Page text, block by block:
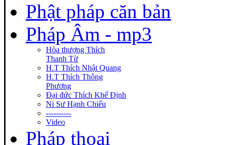
Phật pháp căn bản
Pháp Âm - mp3
Hòa thượng Thích
Thanh Từ
H.T Thích Nhật Quang
H.T Thích Thông
Phương
Đại đức Thích Khế Định
Ni Sư Hạnh Chiếu
----------
Video
Pháp thoại